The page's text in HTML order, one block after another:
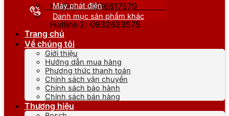
Hotline 1: 0866617579
Hotline 2: 0932623575
Máy phát điện
Danh mục sản phẩm khác
Trang chủ
Về chúng tôi
Giới thiệu
Hướng dẫn mua hàng
Phương thức thanh toán
Chính sách vận chuyển
Chính sách bảo hành
Chính sách bán hàng
Thương hiệu